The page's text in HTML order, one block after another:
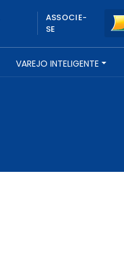
ASSOCIE-
SE
VAREJO INTELIGENTE